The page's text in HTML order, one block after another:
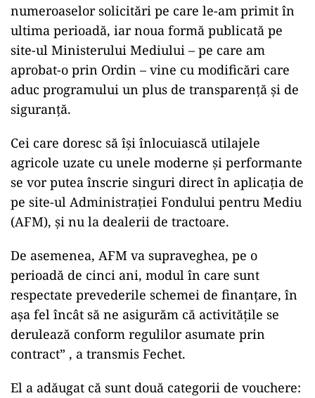
numeroaselor solicitări pe care le-am primit în
ultima perioadă, iar noua formă publicată pe
site-ul Ministerului Mediului – pe care am
aprobat-o prin Ordin – vine cu modificări care
aduc programului un plus de transparență și de
siguranță.
Cei care doresc să își înlocuiască utilajele
agricole uzate cu unele moderne și performante
se vor putea înscrie singuri direct în aplicația de
pe site-ul Administrației Fondului pentru Mediu
(AFM), și nu la dealerii de tractoare.
De asemenea, AFM va supraveghea, pe o
perioadă de cinci ani, modul în care sunt
respectate prevederile schemei de finanțare, în
așa fel încât să ne asigurăm că activitățile se
derulează conform regulilor asumate prin
contract” , a transmis Fechet.
El a adăugat că sunt două categorii de vouchere: